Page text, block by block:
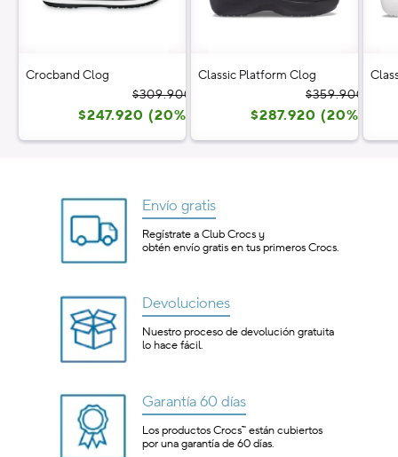
Crocband Clog
$309.900
oferta
$247.920 (20%)
Classic Platform Clog
$359.900
$287.920 (20%)
Envío gratis
Regístrate a Club Crocs y
obtén envío gratis en tus primeros Crocs.
Devoluciones
Nuestro proceso de devolución gratuita
lo hace fácil.
Garantía 60 días
Los productos Crocs™ están cubiertos
por una garantía de 60 días.